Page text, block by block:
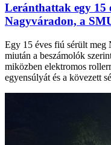
Leránthattak egy 15
Nagyváradon, a
Egy 15 éves fiú sérült meg
miután a beszámolók
miközben elektromos
egyensúlyát és a kövezett